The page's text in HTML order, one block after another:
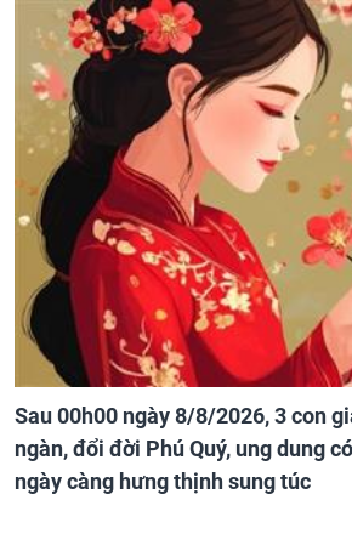
Sau 00h00 ngày 8/8/2026, 3 con
ngàn, đổi đời Phú Quý, ung dung
ngày càng hưng thịnh sung túc